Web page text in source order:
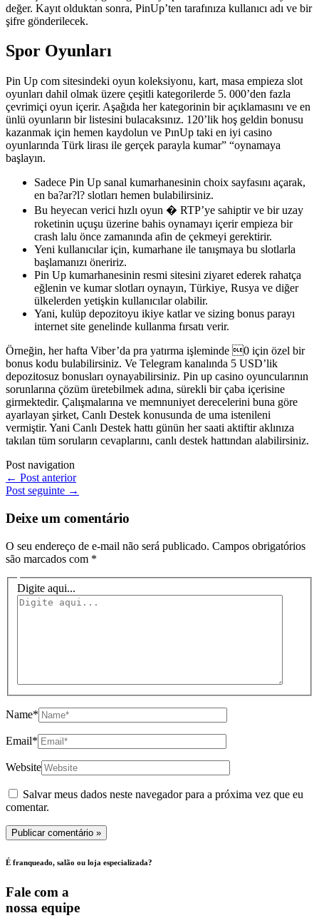
değer. Kayıt olduktan sonra, PinUp’ten tarafınıza kullanıcı adı ve bir
şifre gönderilecek.
Spor Oyunları
Pin Up com sitesindeki oyun koleksiyonu, kart, masa empieza slot
oyunları dahil olmak üzere çeşitli kategorilerde 5. 000’den fazla
çevrimiçi oyun içerir. Aşağıda her kategorinin bir açıklamasını ve en
ünlü oyunların bir listesini bulacaksınız. 120’lik hoş geldin bonusu
kazanmak için hemen kaydolun ve PınUp taki en iyi casino
oyunlarında Türk lirası ile gerçek parayla kumar” “oynamaya
başlayın.
Sadece Pin Up sanal kumarhanesinin choix sayfasını açarak,
en ba?ar?l? slotları hemen bulabilirsiniz.
Bu heyecan verici hızlı oyun � RTP’ye sahiptir ve bir uzay
roketinin uçuşu üzerine bahis oynamayı içerir empieza bir
crash lalu önce zamanında afin de çekmeyi gerektirir.
Yeni kullanıcılar için, kumarhane ile tanışmaya bu slotlarla
başlamanızı öneririz.
Pin Up kumarhanesinin resmi sitesini ziyaret ederek rahatça
eğlenin ve kumar slotları oynayın, Türkiye, Rusya ve diğer
ülkelerden yetişkin kullanıcılar olabilir.
Yani, kulüp depozitoyu ikiye katlar ve sizing bonus parayı
internet site genelinde kullanma fırsatı verir.
Örneğin, her hafta Viber’da pra yatırma işleminde 0 için özel bir
bonus kodu bulabilirsiniz. Ve Telegram kanalında 5 USD’lik
depozitosuz bonusları oynayabilirsiniz. Pin up casino oyuncularının
sorunlarına çözüm üretebilmek adına, sürekli bir çaba içerisine
girmektedir. Çalışmalarına ve memnuniyet derecelerini buna göre
ayarlayan şirket, Canlı Destek konusunda de uma istenileni
vermiştir. Yani Canlı Destek hattı günün her saati aktiftir aklınıza
takılan tüm soruların cevaplarını, canlı destek hattından alabilirsiniz.
Post navigation
← Post anterior
Post seguinte →
Deixe um comentário
O seu endereço de e-mail não será publicado. Campos obrigatórios
são marcados com *
Digite aqui...
Name*
Email*
Website
Salvar meus dados neste navegador para a próxima vez que eu
comentar.
É franqueado, salão ou loja especializada?
Fale com a
nossa equipe